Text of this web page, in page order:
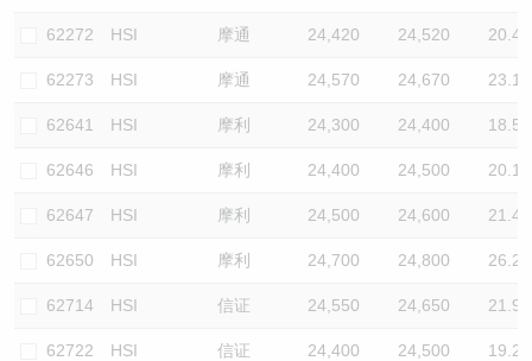
62272 HSI 摩通 24,420 24,520 20.4
62273 HSI 摩通 24,570 24,670 23.1
62641 HSI 摩利 24,300 24,400 18.5
62646 HSI 摩利 24,400 24,500 20.1
62647 HSI 摩利 24,500 24,600 21.4
62650 HSI 摩利 24,700 24,800 26.2
62714 HSI 信证 24,550 24,650 21.9
62722 HSI 信证 24,400 24,500 19.2